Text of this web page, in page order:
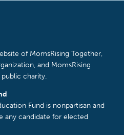
of MomsRising Together,
and MomsRising
public charity.
Fund is nonpartisan and
any candidate for elected